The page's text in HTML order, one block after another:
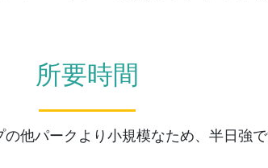
所要時間
他パークより小規模なため、半日強